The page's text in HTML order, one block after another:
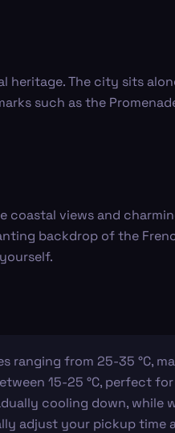
The city sits
such as the
views and
backdrop of the
ranging from 25-35 °C,
15-25 °C, perfect
cooling down, while
adjust your pickup time